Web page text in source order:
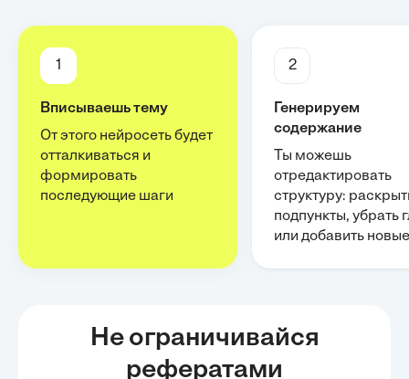
1
Вписываешь тему
От этого нейросеть будет
отталкиваться и
формировать
последующие шаги
2
Генерируем
содержание
Ты можешь
отредактировать
структуру:
подпункты, убрать
или добавить новые
Не ограничивайся
рефератами